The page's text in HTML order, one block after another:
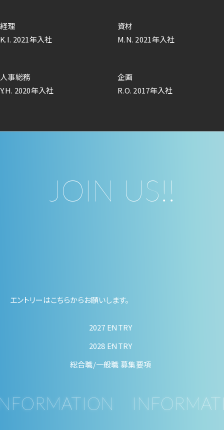
経理
K.I. 2021年入社
資材
M.N. 2021年入社
人事総務
Y.H. 2020年入社
企画
R.O. 2017年入社
JOIN US!!
エントリーはこちらからお願いします。
2027 ENTRY
2028 ENTRY
総合職/一般職 募集要項